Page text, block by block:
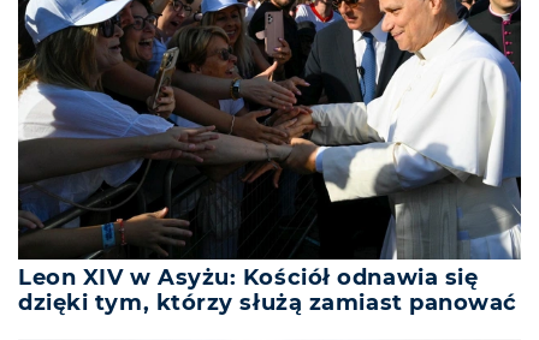
Leon XIV w Asyżu: Kościół odnawia się
dzięki tym, którzy służą zamiast panować